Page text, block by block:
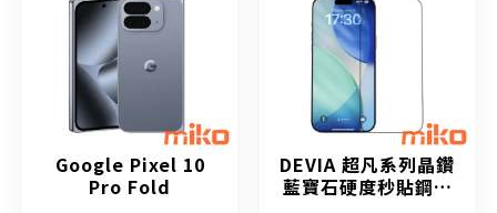
Google Pixel 10
Pro Fold
DEVIA 超凡系列晶鑽
藍寶石硬度秒貼鋼化